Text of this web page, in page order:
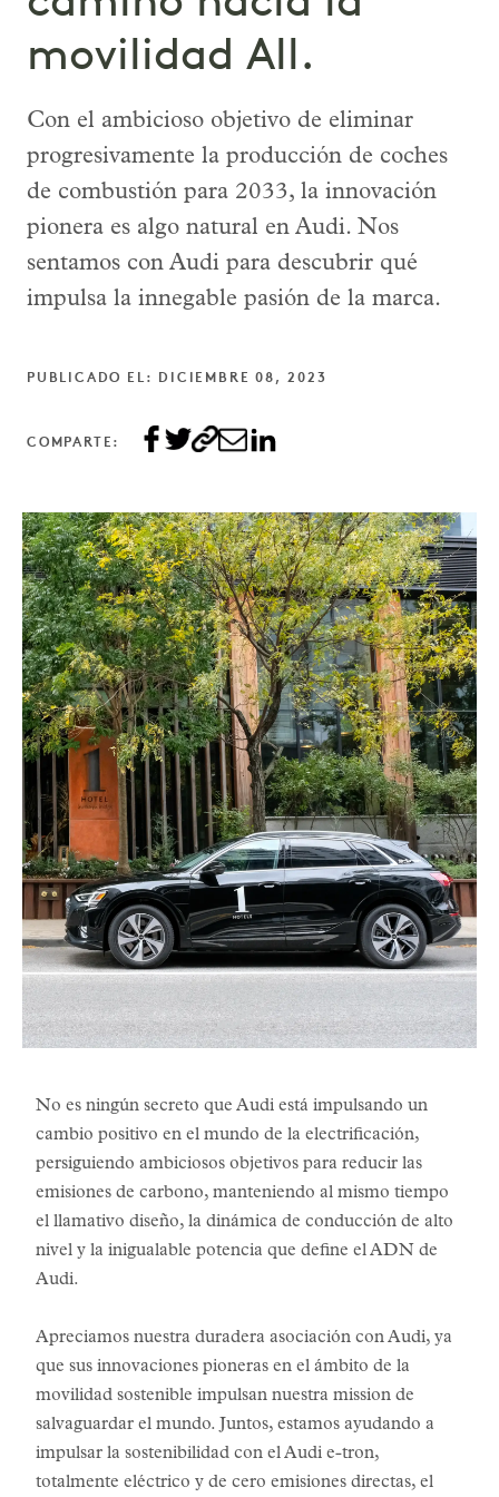
movilidad All.
Con el ambicioso objetivo de eliminar
progresivamente la producción de coches
de combustión para 2033, la innovación
pionera es algo natural en Audi. Nos
sentamos con Audi para descubrir qué
impulsa la innegable pasión de la marca.
PUBLICADO EL: DICIEMBRE 08, 2023
COMPARTE:
No es ningún secreto que Audi está impulsando un
cambio positivo en el mundo de la electrificación,
persiguiendo ambiciosos objetivos para reducir las
emisiones de carbono, manteniendo al mismo tiempo
el llamativo diseño, la dinámica de conducción de alto
nivel y la inigualable potencia que define el ADN de
Audi.
Apreciamos nuestra duradera asociación con Audi, ya
que sus innovaciones pioneras en el ámbito de la
movilidad sostenible impulsan nuestra mission de
salvaguardar el mundo. Juntos, estamos ayudando a
impulsar la sostenibilidad con el Audi e-tron,
totalmente eléctrico y de cero emisiones directas, el